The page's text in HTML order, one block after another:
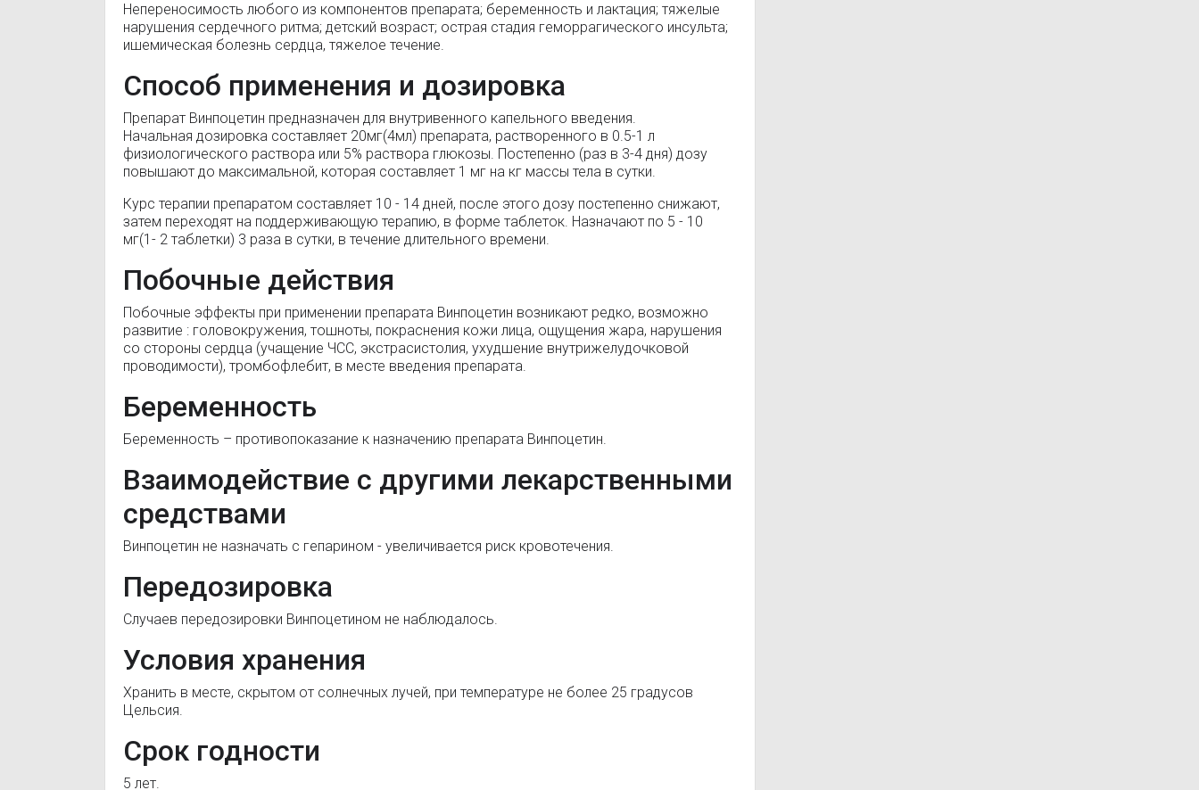
Непереносимость любого из компонентов препарата; беременность и лактация; тяжелые
нарушения сердечного ритма; детский возраст; острая стадия геморрагического инсульта;
ишемическая болезнь сердца, тяжелое течение.
Способ применения и дозировка
Препарат Винпоцетин предназначен для внутривенного капельного введения.
Начальная дозировка составляет 20мг(4мл) препарата, растворенного в 0.5-1 л
физиологического раствора или 5% раствора глюкозы. Постепенно (раз в 3-4 дня) дозу
повышают до максимальной, которая составляет 1 мг на кг массы тела в сутки.
Курс терапии препаратом составляет 10 - 14 дней, после этого дозу постепенно снижают,
затем переходят на поддерживающую терапию, в форме таблеток. Назначают по 5 - 10
мг(1- 2 таблетки) 3 раза в сутки, в течение длительного времени.
Побочные действия
Побочные эффекты при применении препарата Винпоцетин возникают редко, возможно
развитие : головокружения, тошноты, покраснения кожи лица, ощущения жара, нарушения
со стороны сердца (учащение ЧСС, экстрасистолия, ухудшение внутрижелудочковой
проводимости), тромбофлебит, в месте введения препарата.
Беременность
Беременность – противопоказание к назначению препарата Винпоцетин.
Взаимодействие с другими лекарственными
средствами
Винпоцетин не назначать с гепарином - увеличивается риск кровотечения.
Передозировка
Случаев передозировки Винпоцетином не наблюдалось.
Условия хранения
Хранить в месте, скрытом от солнечных лучей, при температуре не более 25 градусов
Цельсия.
Срок годности
5 лет.